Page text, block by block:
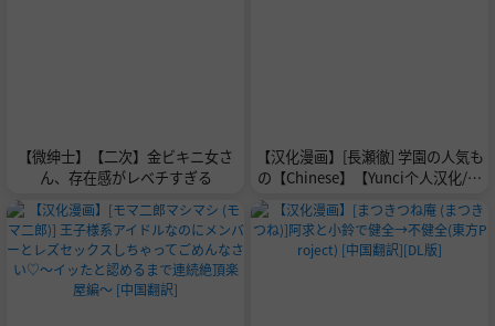
【微绅士】【二次】金ビキニ女さ
ん、存在感がレベチすぎる
【汉化漫画】[長瀬徹] 学園の人気も
の【Chinese】【Yunci个人汉化/极
东组】